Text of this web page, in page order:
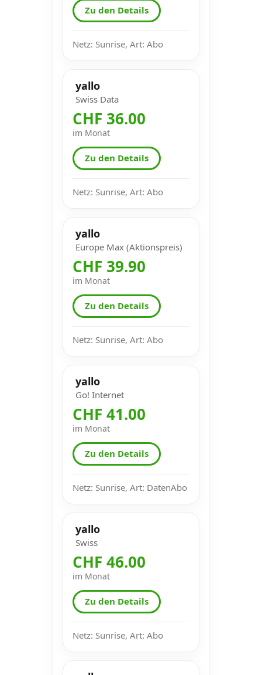
Zu den Details
Netz: Sunrise, Art: Abo
yallo
Swiss Data
CHF 36.00
im Monat
Zu den Details
Netz: Sunrise, Art: Abo
yallo
Europe Max (Aktionspreis)
CHF 39.90
im Monat
Zu den Details
Netz: Sunrise, Art: Abo
yallo
Go! Internet
CHF 41.00
im Monat
Zu den Details
Netz: Sunrise, Art: DatenAbo
yallo
Swiss
CHF 46.00
im Monat
Zu den Details
Netz: Sunrise, Art: Abo